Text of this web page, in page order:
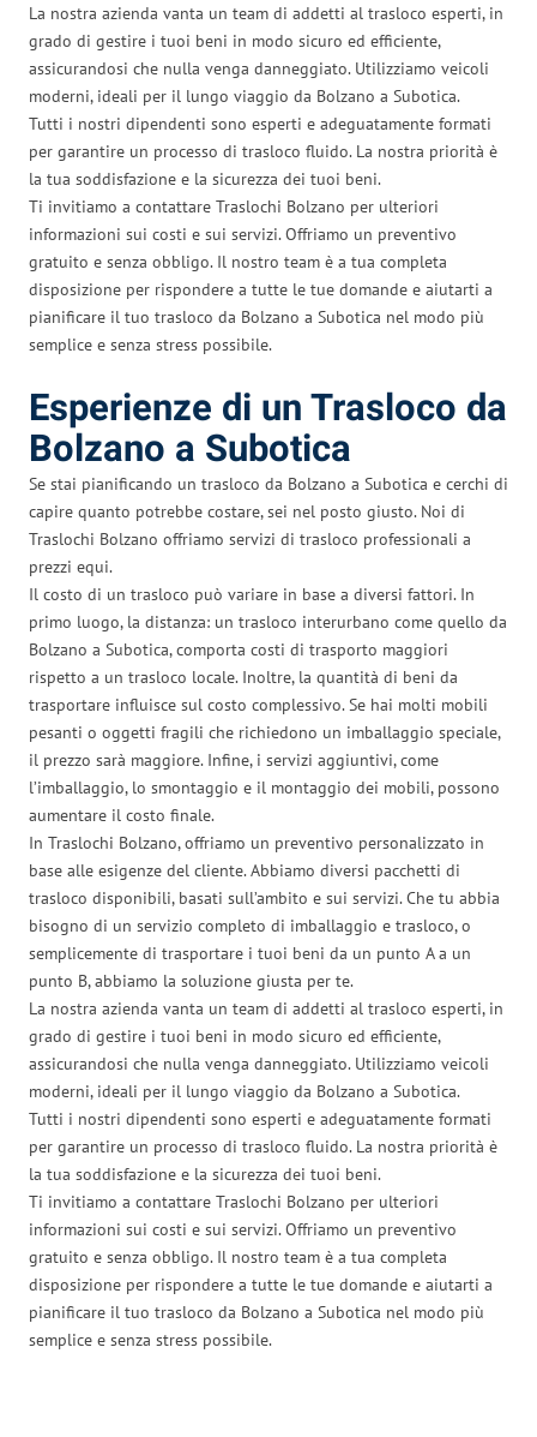
La nostra azienda vanta un team di addetti al trasloco esperti, in
grado di gestire i tuoi beni in modo sicuro ed efficiente,
assicurandosi che nulla venga danneggiato. Utilizziamo veicoli
moderni, ideali per il lungo viaggio da Bolzano a Subotica.
Tutti i nostri dipendenti sono esperti e adeguatamente formati
per garantire un processo di trasloco fluido. La nostra priorità è
la tua soddisfazione e la sicurezza dei tuoi beni.
Ti invitiamo a contattare Traslochi Bolzano per ulteriori
informazioni sui costi e sui servizi. Offriamo un preventivo
gratuito e senza obbligo. Il nostro team è a tua completa
disposizione per rispondere a tutte le tue domande e aiutarti a
pianificare il tuo trasloco da Bolzano a Subotica nel modo più
semplice e senza stress possibile.
Esperienze di un Trasloco da
Bolzano a Subotica
Se stai pianificando un trasloco da Bolzano a Subotica e cerchi di
capire quanto potrebbe costare, sei nel posto giusto. Noi di
Traslochi Bolzano offriamo servizi di trasloco professionali a
prezzi equi.
Il costo di un trasloco può variare in base a diversi fattori. In
primo luogo, la distanza: un trasloco interurbano come quello da
Bolzano a Subotica, comporta costi di trasporto maggiori
rispetto a un trasloco locale. Inoltre, la quantità di beni da
trasportare influisce sul costo complessivo. Se hai molti mobili
pesanti o oggetti fragili che richiedono un imballaggio speciale,
il prezzo sarà maggiore. Infine, i servizi aggiuntivi, come
l’imballaggio, lo smontaggio e il montaggio dei mobili, possono
aumentare il costo finale.
In Traslochi Bolzano, offriamo un preventivo personalizzato in
base alle esigenze del cliente. Abbiamo diversi pacchetti di
trasloco disponibili, basati sull’ambito e sui servizi. Che tu abbia
bisogno di un servizio completo di imballaggio e trasloco, o
semplicemente di trasportare i tuoi beni da un punto A a un
punto B, abbiamo la soluzione giusta per te.
La nostra azienda vanta un team di addetti al trasloco esperti, in
grado di gestire i tuoi beni in modo sicuro ed efficiente,
assicurandosi che nulla venga danneggiato. Utilizziamo veicoli
moderni, ideali per il lungo viaggio da Bolzano a Subotica.
Tutti i nostri dipendenti sono esperti e adeguatamente formati
per garantire un processo di trasloco fluido. La nostra priorità è
la tua soddisfazione e la sicurezza dei tuoi beni.
Ti invitiamo a contattare Traslochi Bolzano per ulteriori
informazioni sui costi e sui servizi. Offriamo un preventivo
gratuito e senza obbligo. Il nostro team è a tua completa
disposizione per rispondere a tutte le tue domande e aiutarti a
pianificare il tuo trasloco da Bolzano a Subotica nel modo più
semplice e senza stress possibile.